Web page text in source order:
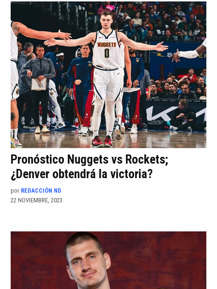
Pronóstico Nuggets vs Rockets;
¿Denver obtendrá la victoria?
por REDACCIÓN ND
22 NOVIEMBRE, 2023